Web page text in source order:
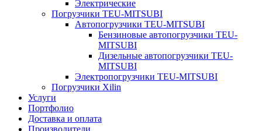
Электрические
Погрузчики TEU-MITSUBI
Автопогрузчики TEU-MITSUBI
Бензиновые автопогрузчики TEU-
MITSUBI
Дизельные автопогрузчики TEU-
MITSUBI
Электропогрузчики TEU-MITSUBI
Погрузчики Xilin
Услуги
Портфолио
Доставка и оплата
Производители